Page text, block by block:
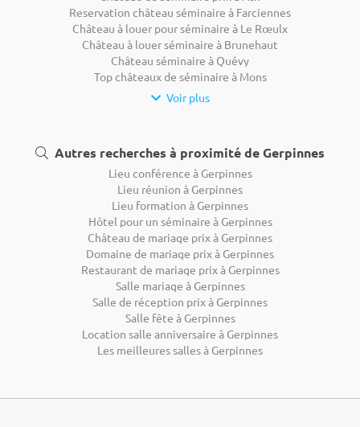
Reservation château séminaire à Farciennes
Château à louer pour séminaire à Le Rœulx
Château à louer séminaire à Brunehaut
Château séminaire à Quévy
Top châteaux de séminaire à Mons
Voir plus
Autres recherches à proximité de Gerpinnes
Lieu conférence à Gerpinnes
Lieu réunion à Gerpinnes
Lieu formation à Gerpinnes
Hôtel pour un séminaire à Gerpinnes
Château de mariage prix à Gerpinnes
Domaine de mariage prix à Gerpinnes
Restaurant de mariage prix à Gerpinnes
Salle mariage à Gerpinnes
Salle de réception prix à Gerpinnes
Salle fête à Gerpinnes
Location salle anniversaire à Gerpinnes
Les meilleures salles à Gerpinnes